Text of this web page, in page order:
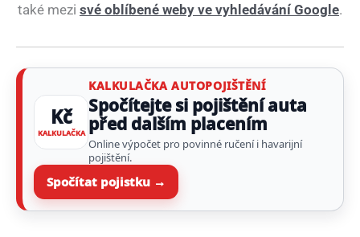
také mezi své oblíbené weby ve vyhledávání Google.
Kč
KALKULAČKA
KALKULAČKA AUTOPOJIŠTĚNÍ
Spočítejte si pojištění auta
před dalším placením
Online výpočet pro povinné ručení i havarijní
pojištění.
Spočítat pojistku →